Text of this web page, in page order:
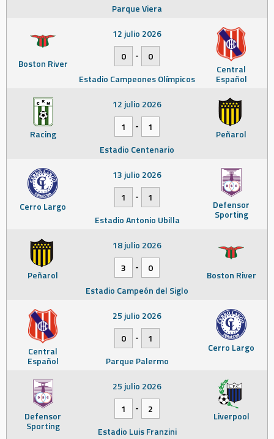
Parque Viera
Boston River Central
Español
12 julio 2026
0
-
0
Estadio Campeones Olímpicos
Racing Peñarol
12 julio 2026
1
-
1
Estadio Centenario
Cerro Largo Defensor
Sporting
13 julio 2026
1
-
1
Estadio Antonio Ubilla
Peñarol Boston River
18 julio 2026
3
-
0
Estadio Campeón del Siglo
Central
Español
Cerro Largo
25 julio 2026
0
-
1
Parque Palermo
Defensor
Sporting
Liverpool
25 julio 2026
1
-
2
Estadio Luis Franzini